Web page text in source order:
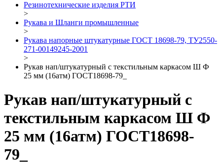
Резинотехнические изделия РТИ
>
Рукава и Шланги промышленные
>
Рукава напорные штукатурные ГОСТ 18698-79, ТУ2550-
271-00149245-2001
>
Рукав нап/штукатурный с текстильным каркасом Ш Ф
25 мм (16атм) ГОСТ18698-79_
Рукав нап/штукатурный с
текстильным каркасом Ш Ф
25 мм (16атм) ГОСТ18698-
79_